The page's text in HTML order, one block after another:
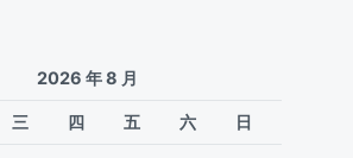
2026 年 8 月
三 四 五 六 日